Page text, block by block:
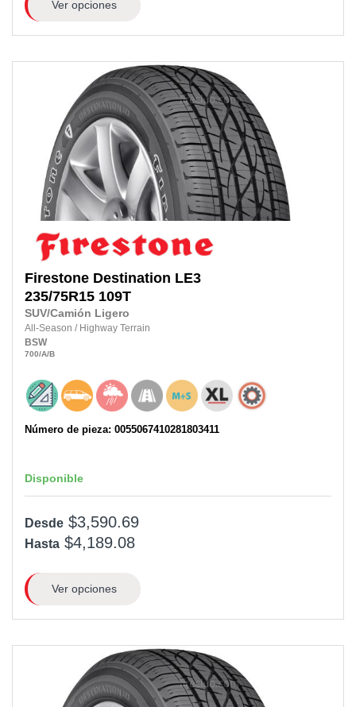
Ver opciones
Firestone Destination LE3
235/75R15 109T
SUV/Camión Ligero
All-Season / Highway Terrain
BSW
700/A/B
Número de pieza: 0055067410281803411
Disponible
Desde $3,590.69
Hasta $4,189.08
Ver opciones